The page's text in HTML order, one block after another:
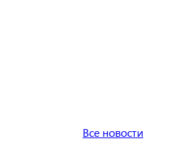
Все новости